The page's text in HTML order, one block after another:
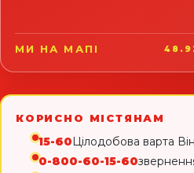
МИ НА МАПІ
КОРИСНО МІСТЯНАМ
15-60Цілодобова варта
0-800-60-15-60